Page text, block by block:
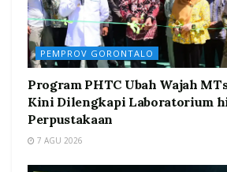
PEMPROV GORONTALO
Program PHTC Ubah Wajah
Kini Dilengkapi Laboratorium
Perpustakaan
7 AGU 2026